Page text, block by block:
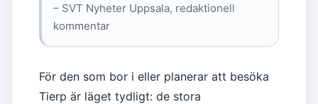
– SVT Nyheter Uppsala, redaktionell
kommentar
För den som bor i eller planerar att besöka
Tierp är läget tydligt: de stora